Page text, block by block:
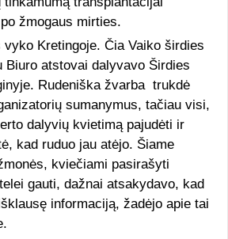
žmogaus mirties.
Kretingoje. Čia Vaiko širdies
atstovai dalyvavo Širdies
Rudeniška žvarba trukdė
sumanymus, tačiau visi,
dalyvių kvietimą pajudėti ir
kad ruduo jau atėjo. Šiame
kviečiami pasirašyti
gauti, dažnai atsakydavo, kad
informaciją, žadėjo apie tai